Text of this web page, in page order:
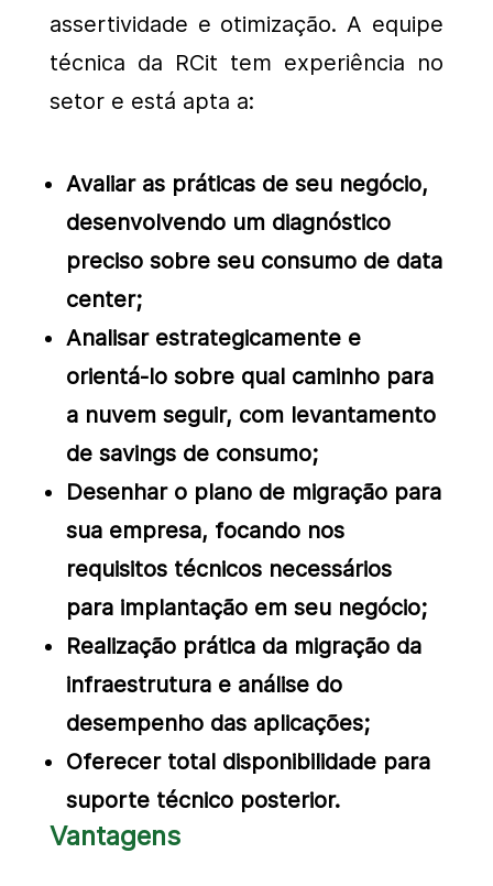
assertividade e otimização. A equipe
técnica da RCit tem experiência no
setor e está apta a:
Avaliar as práticas de seu negócio,
desenvolvendo um diagnóstico
preciso sobre seu consumo de data
center;
Analisar estrategicamente e
orientá-lo sobre qual caminho para
a nuvem seguir, com levantamento
de savings de consumo;
Desenhar o plano de migração para
sua empresa, focando nos
requisitos técnicos necessários
para implantação em seu negócio;
Realização prática da migração da
infraestrutura e análise do
desempenho das aplicações;
Oferecer total disponibilidade para
suporte técnico posterior.
Vantagens